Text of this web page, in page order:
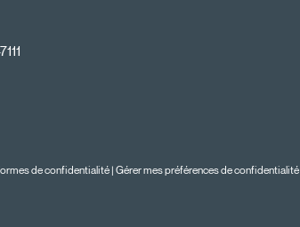
de confidentialité|Gérer mes préférences de confidentialité